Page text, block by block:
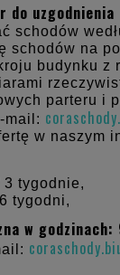
do uzgodnienia
schodów
schodów na
budynku z
parteru i
mail:
w naszym
tygodnie,
tygodni,
w